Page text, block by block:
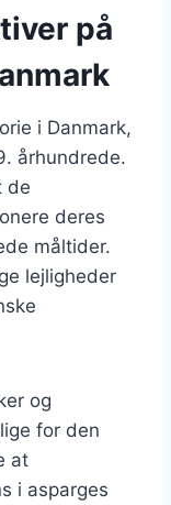
på
i Danmark,
århundrede.
de
deres
måltider.
lejligheder
og
for den
at
i asparges